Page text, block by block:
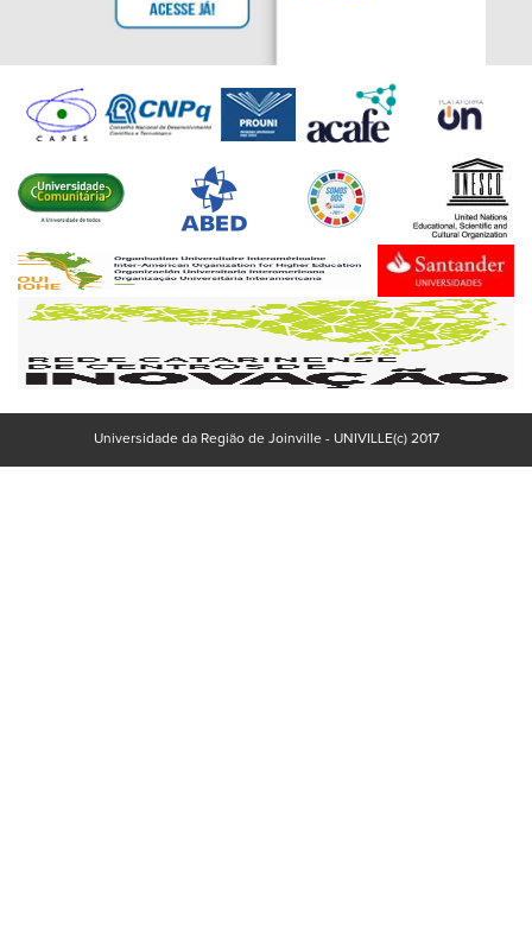
Universidade da Região de Joinville - UNIVILLE(c) 2017